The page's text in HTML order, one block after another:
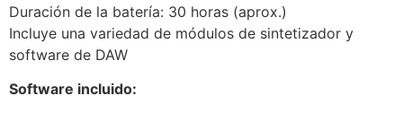
Duración de la batería: 30 horas (aprox.)
Incluye una variedad de módulos de sintetizador y
software de DAW
Software incluido: